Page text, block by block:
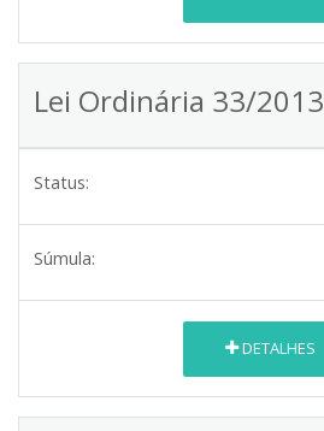
Lei Ordinária 33/2013
Status:
Súmula:
DETALHES